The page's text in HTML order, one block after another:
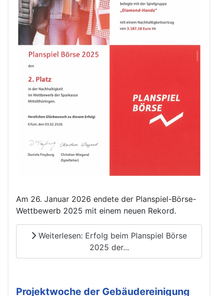
Am 26. Januar 2026 endete der Planspiel-Börse-
Wettbewerb 2025 mit einem neuen Rekord.
Weiterlesen: Erfolg beim Planspiel Börse
2025 der...
Projektwoche der Gebäudereinigung